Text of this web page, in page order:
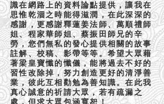
識在網路上的資料論點提供，讓我在
思惟乾涸之時能得滋潤，在此深深的
感謝，更感謝釋蓮姜法師、萬順禮師
姐、程家華師姐、蔡振田師兄的辛
勞，您們無私的發心提供相關的故事
註解、校稿、影帶等等。希望大眾藉
著梁皇寶懺的懺儀，能將過去不好的
習性改除掉，努力創造更好的清淨善
業，彼此互相勸勉為善知識。在此我
真心誠意的祈請大眾，若有疏漏之
處，但求大眾包涵寬恕！